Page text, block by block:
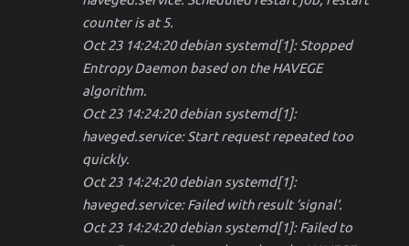
counter is at 5.
Oct 23 14:24:20 debian systemd[1]: Stopped
Entropy Daemon based on the HAVEGE
algorithm.
Oct 23 14:24:20 debian systemd[1]:
haveged.service: Start request repeated too
quickly.
Oct 23 14:24:20 debian systemd[1]:
haveged.service: Failed with result ’signal‘.
Oct 23 14:24:20 debian systemd[1]: Failed to